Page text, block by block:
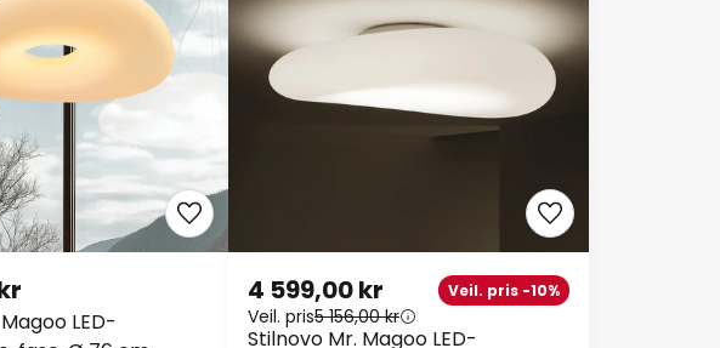
LED-
Stilnovo Mr. Magoo LED-
4 599,00 kr Veil. pris -10%
Veil. pris5 156,00 kr